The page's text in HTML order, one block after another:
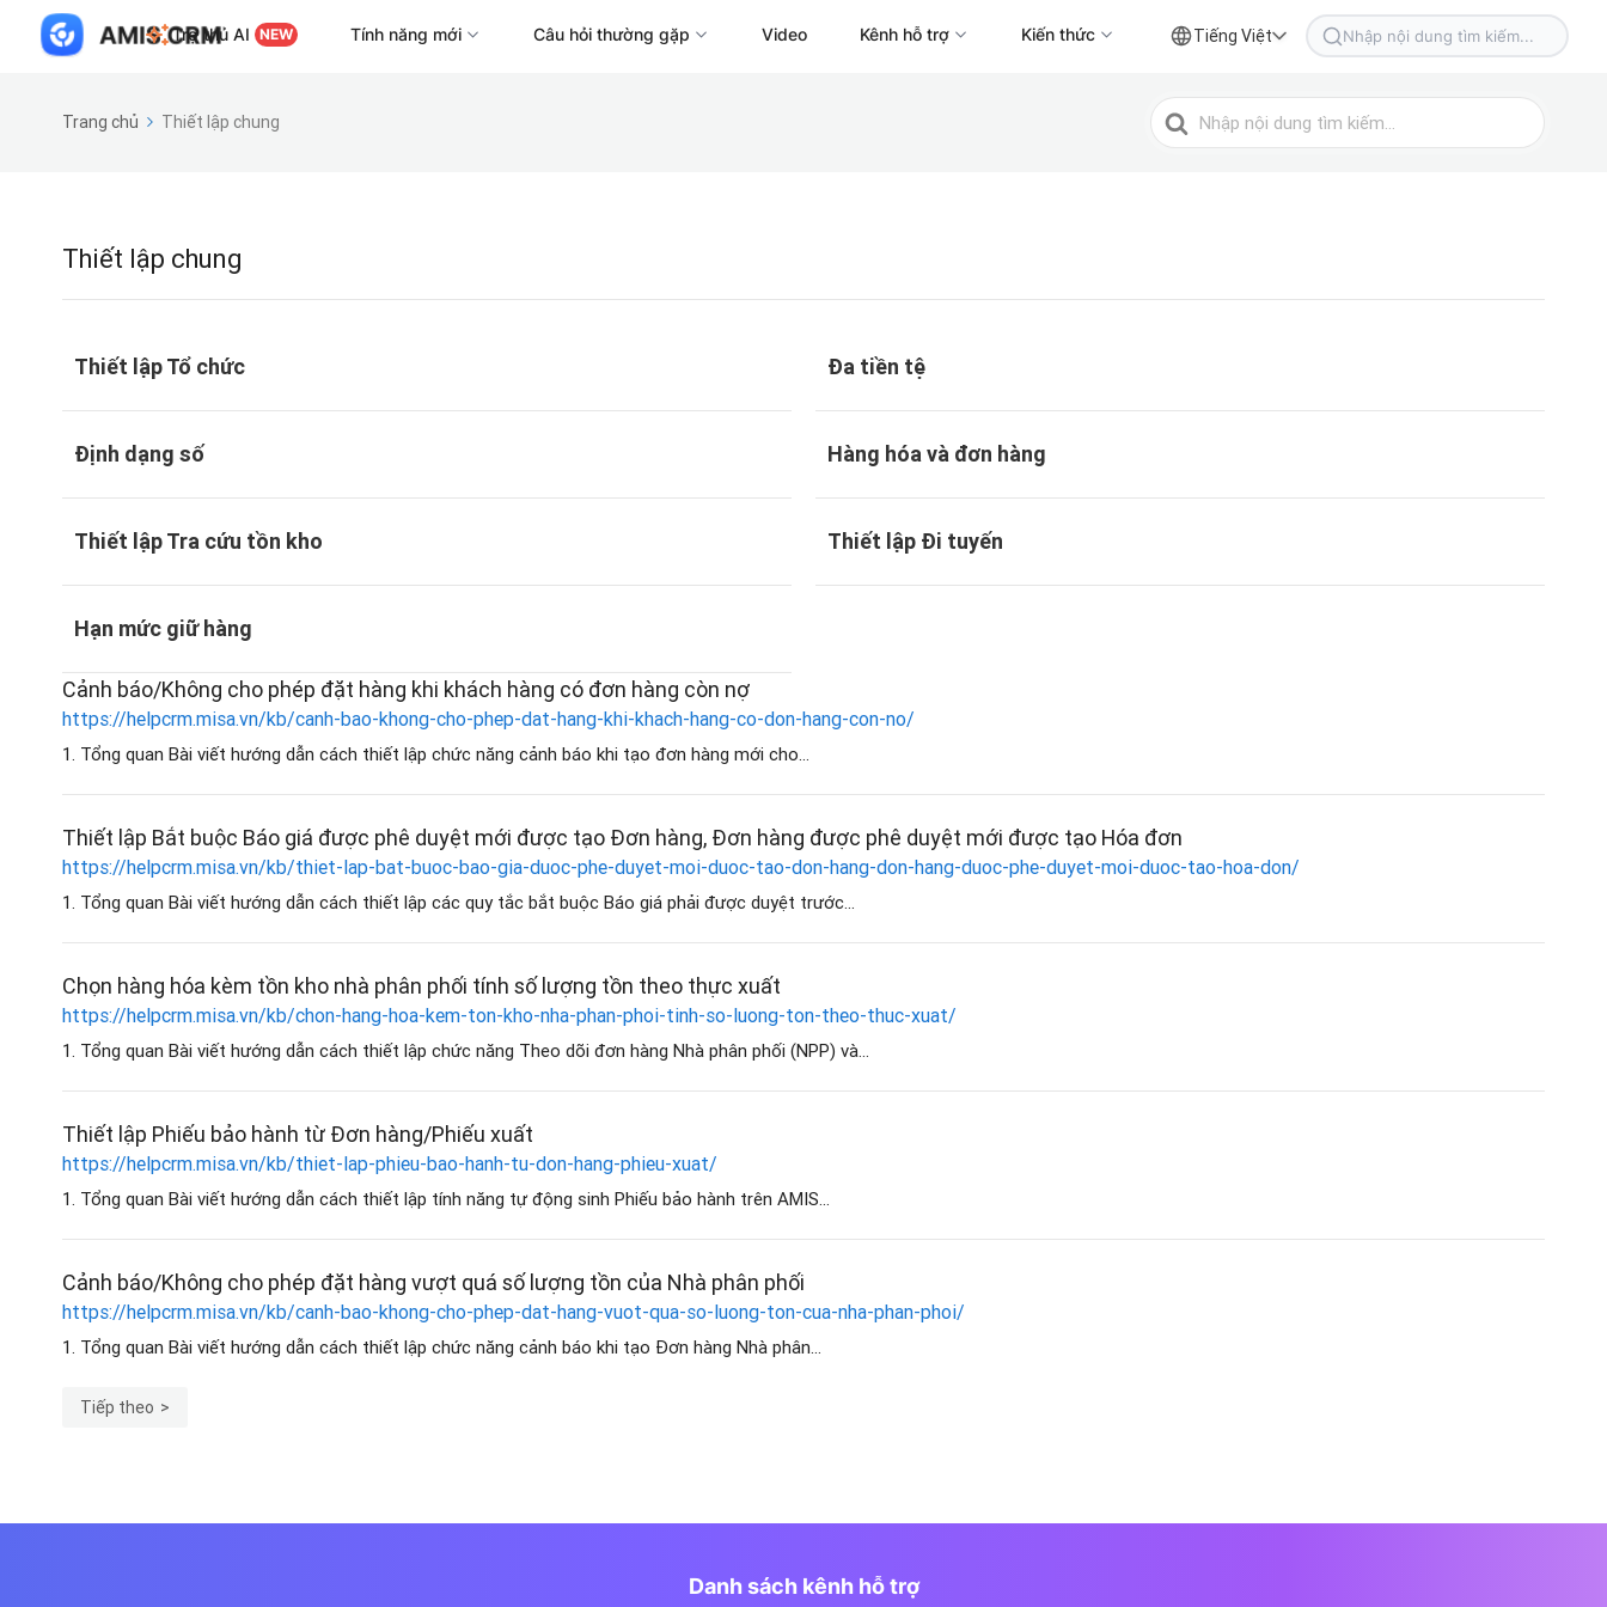
Trợ thủ AI NEW Tính năng mới Câu hỏi thường gặp Video Kênh hỗ trợ Kiến thức Tiếng Việt
Tìm
cho
Trang chủ Thiết lập chung
Tìm
kiếm
Thiết lập chung
Thiết lập Tổ chức Đa tiền tệ
Định dạng số Hàng hóa và đơn hàng
Thiết lập Tra cứu tồn kho Thiết lập Đi tuyến
Hạn mức giữ hàng
Cảnh báo/Không cho phép đặt hàng khi khách hàng có đơn hàng còn nợ
https://helpcrm.misa.vn/kb/canh-bao-khong-cho-phep-dat-hang-khi-khach-hang-co-don-hang-con-no/
1. Tổng quan Bài viết hướng dẫn cách thiết lập chức năng cảnh báo khi tạo đơn hàng mới cho...
Thiết lập Bắt buộc Báo giá được phê duyệt mới được tạo Đơn hàng, Đơn hàng được phê duyệt mới được tạo Hóa đơn
https://helpcrm.misa.vn/kb/thiet-lap-bat-buoc-bao-gia-duoc-phe-duyet-moi-duoc-tao-don-hang-don-hang-duoc-phe-duyet-moi-duoc-tao-hoa-don/
1. Tổng quan Bài viết hướng dẫn cách thiết lập các quy tắc bắt buộc Báo giá phải được duyệt trước...
Chọn hàng hóa kèm tồn kho nhà phân phối tính số lượng tồn theo thực xuất
https://helpcrm.misa.vn/kb/chon-hang-hoa-kem-ton-kho-nha-phan-phoi-tinh-so-luong-ton-theo-thuc-xuat/
1. Tổng quan Bài viết hướng dẫn cách thiết lập chức năng Theo dõi đơn hàng Nhà phân phối (NPP) và...
Thiết lập Phiếu bảo hành từ Đơn hàng/Phiếu xuất
https://helpcrm.misa.vn/kb/thiet-lap-phieu-bao-hanh-tu-don-hang-phieu-xuat/
1. Tổng quan Bài viết hướng dẫn cách thiết lập tính năng tự động sinh Phiếu bảo hành trên AMIS...
Cảnh báo/Không cho phép đặt hàng vượt quá số lượng tồn của Nhà phân phối
https://helpcrm.misa.vn/kb/canh-bao-khong-cho-phep-dat-hang-vuot-qua-so-luong-ton-cua-nha-phan-phoi/
1. Tổng quan Bài viết hướng dẫn cách thiết lập chức năng cảnh báo khi tạo Đơn hàng Nhà phân...
Tiếp theo
Danh sách kênh hỗ trợ